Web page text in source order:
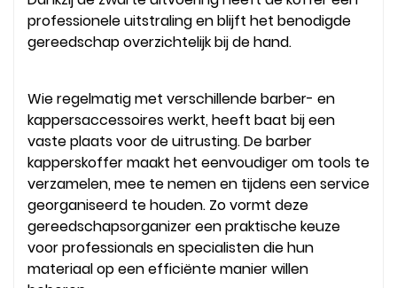
professionele uitstraling en blijft het benodigde
gereedschap overzichtelijk bij de hand.
Wie regelmatig met verschillende barber- en
kappersaccessoires werkt, heeft baat bij een
vaste plaats voor de uitrusting. De barber
kapperskoffer maakt het eenvoudiger om tools te
verzamelen, mee te nemen en tijdens een service
georganiseerd te houden. Zo vormt deze
gereedschapsorganizer een praktische keuze
voor professionals en specialisten die hun
materiaal op een efficiënte manier willen